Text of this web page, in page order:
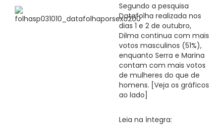
Segundo a pesquisa
Datafolha realizada nos
dias 1 e 2 de outubro,
Dilma continua com mais
votos masculinos (51%),
enquanto Serra e Marina
contam com mais votos
de mulheres do que de
homens. [Veja os gráficos
ao lado]
Leia na íntegra: